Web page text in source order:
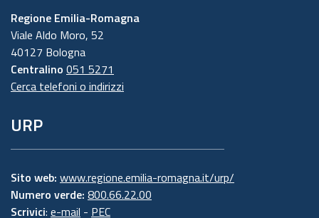
Regione Emilia-Romagna
Viale Aldo Moro, 52
40127 Bologna
Centralino 051 5271
Cerca telefoni o indirizzi
URP
Sito web: www.regione.emilia-romagna.it/urp/
Numero verde: 800.66.22.00
Scrivici: e-mail - PEC